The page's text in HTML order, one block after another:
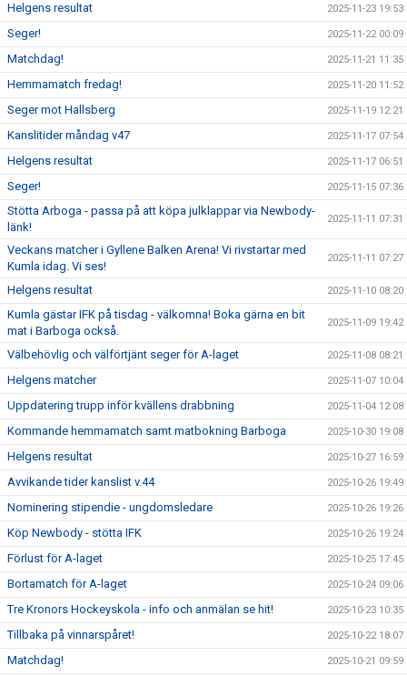
Helgens resultat 2025-11-23 19:53
Seger! 2025-11-22 00:09
Matchdag! 2025-11-21 11:35
Hemmamatch fredag! 2025-11-20 11:52
Seger mot Hallsberg 2025-11-19 12:21
Kanslitider måndag v47 2025-11-17 07:54
Helgens resultat 2025-11-17 06:51
Seger! 2025-11-15 07:36
Stötta Arboga - passa på att köpa julklappar via Newbody-
länk!
2025-11-11 07:31
Veckans matcher i Gyllene Balken Arena! Vi rivstartar med
Kumla idag. Vi ses!
2025-11-11 07:27
Helgens resultat 2025-11-10 08:20
Kumla gästar IFK på tisdag - välkomna! Boka gärna en bit
mat i Barboga också.
2025-11-09 19:42
Välbehövlig och välförtjänt seger för A-laget 2025-11-08 08:21
Helgens matcher 2025-11-07 10:04
Uppdatering trupp inför kvällens drabbning 2025-11-04 12:08
Kommande hemmamatch samt matbokning Barboga 2025-10-30 19:08
Helgens resultat 2025-10-27 16:59
Avvikande tider kanslist v.44 2025-10-26 19:49
Nominering stipendie - ungdomsledare 2025-10-26 19:26
Köp Newbody - stötta IFK 2025-10-26 19:24
Förlust för A-laget 2025-10-25 17:45
Bortamatch för A-laget 2025-10-24 09:06
Tre Kronors Hockeyskola - info och anmälan se hit! 2025-10-23 10:35
Tillbaka på vinnarspåret! 2025-10-22 18:07
Matchdag! 2025-10-21 09:59